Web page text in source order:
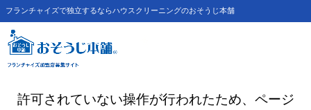
フランチャイズで独立するならハウスクリーニングのおそうじ本舗
許可されていない操作が行われたため、ページ